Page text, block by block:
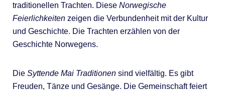
traditionellen Trachten. Diese Norwegische
Feierlichkeitenzeigen die Verbundenheit mit der Kultur
und Geschichte. Die Trachten erzählen von der
Geschichte Norwegens.
Die Syttende Mai Traditionensind vielfältig. Es gibt
Freuden, Tänze und Gesänge. Die Gemeinschaft feiert